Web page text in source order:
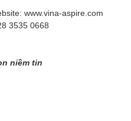
www.vina-aspire.com
3535 0668
niềm tin